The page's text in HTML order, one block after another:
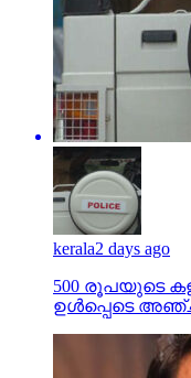
kerala2 days ago
500 രൂപയുടെ
ഉള്‍പ്പെടെ